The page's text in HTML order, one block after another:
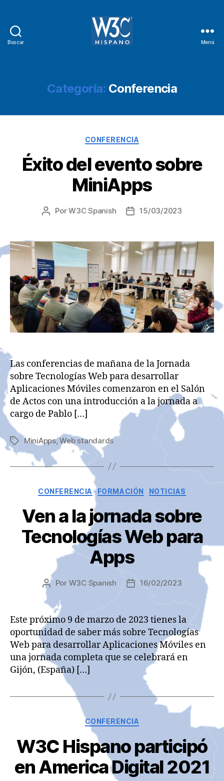
Buscar Menú
Categoría: Conferencia
Categorías
CONFERENCIA
Éxito del evento sobre
MiniApps
Autor
entrada
PorW3C Spanish
Fecha
entrada
15/03/2023
Las conferencias de mañana de la Jornada
sobre Tecnologías Web para desarrollar
Aplicaciones Móviles comenzaron en el Salón
de Actos con una introducción a la jornada a
cargo de Pablo […]
Etiquetas
MiniApps,Web standards
Categorías
CONFERENCIA FORMACIÓN NOTICIAS
Ven a la jornada sobre
Tecnologías Web para
Apps
Autor
de
la
entrada
Por W3C Spanish
Fecha
entrada
16/02/2023
Este próximo 9 de marzo de 2023 tienes la
oportunidad de saber más sobre Tecnologías
Web para desarrollar Aplicaciones Móviles en
una jornada completa que se celebrará en
Gijón, (España) […]
Categorías
CONFERENCIA
W3C Hispano participó
en America Digital 2021